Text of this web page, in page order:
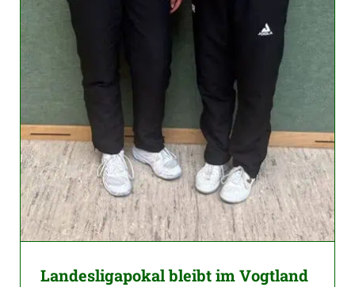
Landesligapokal bleibt im Vogtland